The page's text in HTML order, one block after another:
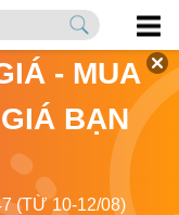
- MUA
BẠN
(TỪ 10-12/08)